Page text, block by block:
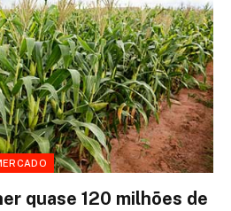
quase 120 milhões de